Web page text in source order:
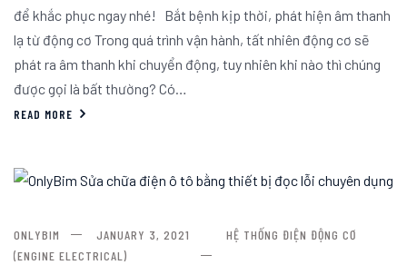
để khắc phục ngay nhé! Bắt bệnh kịp thời, phát hiện âm thanh
lạ từ động cơ Trong quá trình vận hành, tất nhiên động cơ sẽ
phát ra âm thanh khi chuyển động, tuy nhiên khi nào thì chúng
được gọi là bất thường? Có…
READ MORE
ONLYBIM JANUARY 3, 2021
HỆ THỐNG ĐIỆN ĐỘNG CƠ
(ENGINE ELECTRICAL)